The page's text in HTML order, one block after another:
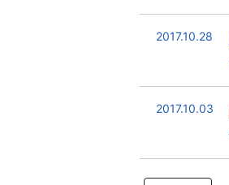
2017.10.28
2017.10.03